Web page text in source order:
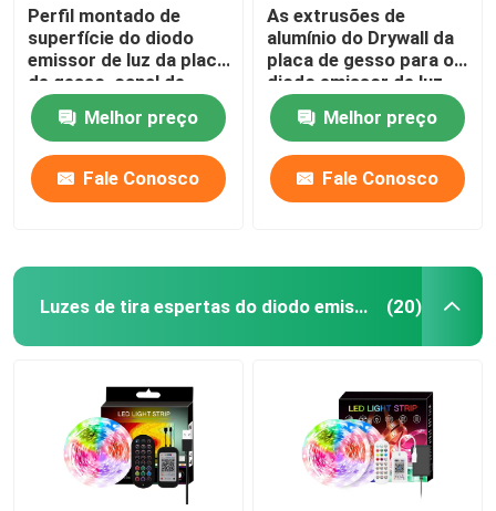
Perfil montado de
superfície do diodo
emissor de luz da placa
de gesso, canal de
alumínio expulso de
prata do diodo emissor
de luz
Melhor preço
Fale Conosco
As extrusões de
alumínio do Drywall da
placa de gesso para o
diodo emissor de luz
iluminam a tampa
transparenteMelhor preço
Fale Conosco
Luzes de tira espertas do diodo emissor de luz (20)